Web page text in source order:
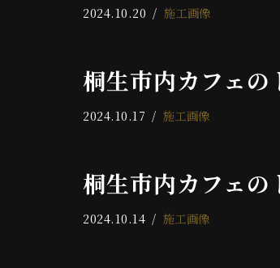
2024.10.20 施工画像
桐生市内カフェ
2024.10.17 施工画像
桐生市内カフェ
2024.10.14 施工画像